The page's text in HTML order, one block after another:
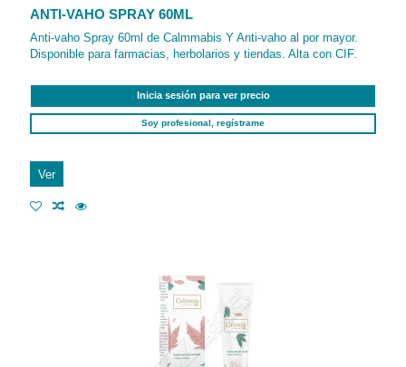
ANTI-VAHO SPRAY 60ML
Anti-vaho Spray 60ml de Calmmabis Y Anti-vaho al por mayor.
Disponible para farmacias, herbolarios y tiendas. Alta con CIF.
Inicia sesión para ver precio
Soy profesional, regístrame
Ver